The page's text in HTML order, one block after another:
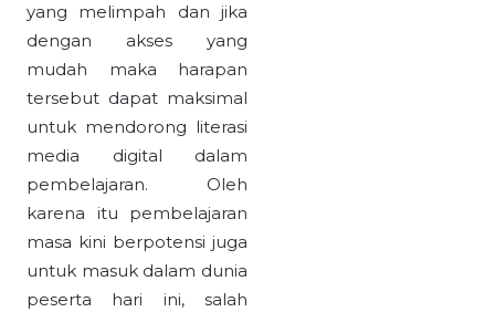
yang melimpah dan jika
dengan akses yang
mudah maka harapan
tersebut dapat maksimal
untuk mendorong literasi
media digital dalam
pembelajaran. Oleh
karena itu pembelajaran
masa kini berpotensi juga
untuk masuk dalam dunia
peserta hari ini, salah